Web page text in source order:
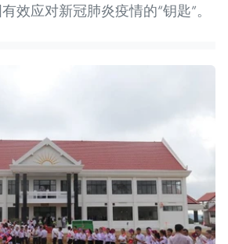
效应对新冠肺炎疫情的“钥匙”。